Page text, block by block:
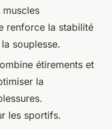
renforce la stabilité
souplesse.
étirements et
la
les sportifs.